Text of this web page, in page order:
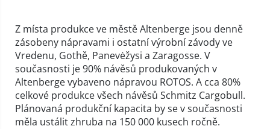
Z místa produkce ve městě Altenberge jsou denně
zásobeny nápravami i ostatní výrobní závody ve
Vredenu, Gothě, Panevėžysi a Zaragosse. V
současnosti je 90% návěsů produkovaných v
Altenberge vybaveno nápravou ROTOS. A cca 80%
celkové produkce všech návěsů Schmitz Cargobull.
Plánovaná produkční kapacita by se v současnosti
měla ustálit zhruba na 150 000 kusech ročně.